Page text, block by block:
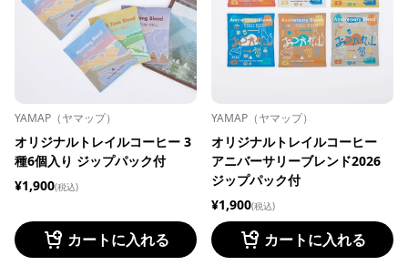
YAMAP（ヤマップ）
オリジナルトレイルコーヒー 3
種6個入り ジップパック付
¥1,900(税込)
カートに入れる
YAMAP（ヤマップ）
オリジナルトレイルコーヒー
アニバーサリーブレンド2026
ジップパック付
¥1,900(税込)
カートに入れる